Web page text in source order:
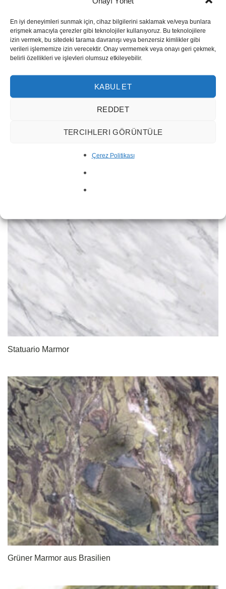
En iyi deneyimleri sunmak için, cihaz bilgilerini saklamak ve/veya bunlara
erişmek amacıyla çerezler gibi teknolojiler kullanıyoruz. Bu teknolojilere
izin vermek, bu sitedeki tarama davranışı veya benzersiz kimlikler gibi
verileri işlememize izin verecektir. Onay vermemek veya onayı geri çekmek,
belirli özellikleri ve işlevleri olumsuz etkileyebilir.
KABUL ET
REDDET
TERCIHLERI GÖRÜNTÜLE
Çerez Politikası
Statuario Marmor
Grüner Marmor aus Brasilien